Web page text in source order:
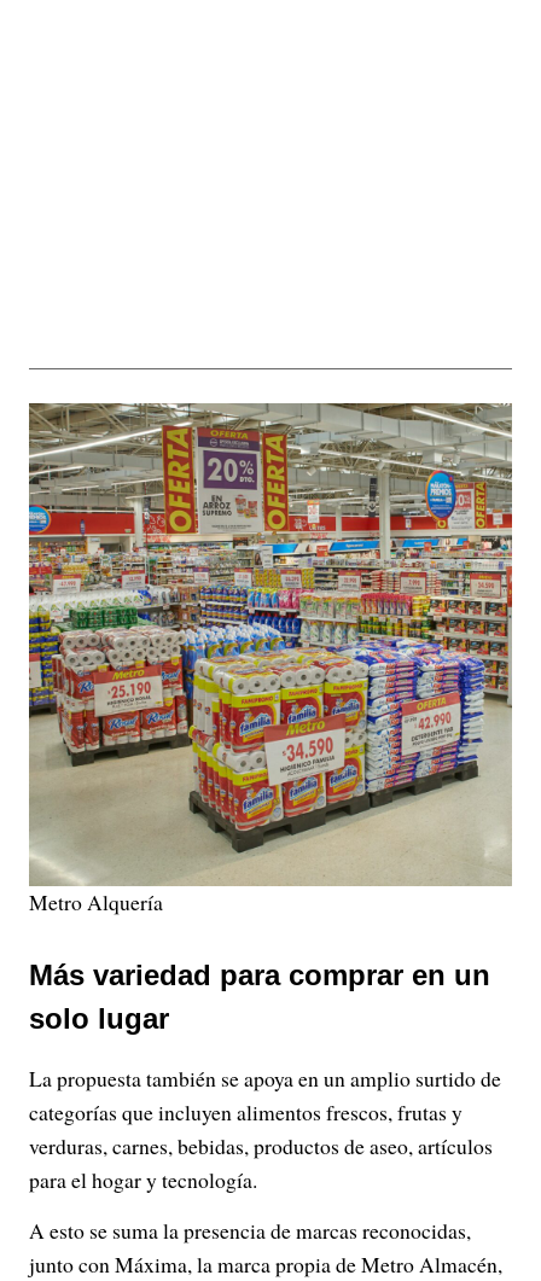
Metro Alquería
Más variedad para comprar en un
solo lugar
La propuesta también se apoya en un amplio surtido de
categorías que incluyen alimentos frescos, frutas y
verduras, carnes, bebidas, productos de aseo, artículos
para el hogar y tecnología.
A esto se suma la presencia de marcas reconocidas,
junto con Máxima, la marca propia de Metro Almacén,